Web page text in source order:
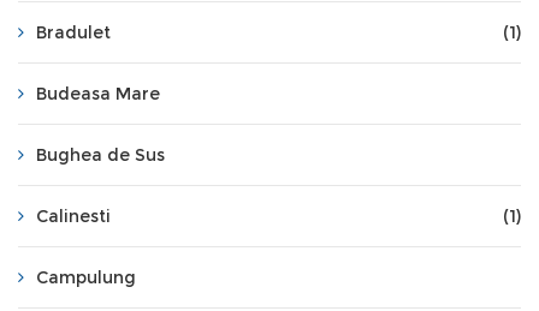
Bradulet (1)
Budeasa Mare
Bughea de Sus
Calinesti (1)
Campulung